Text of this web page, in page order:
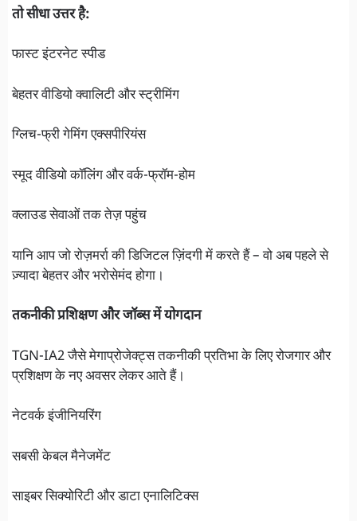
तो सीधा उत्तर है:
फास्ट इंटरनेट स्पीड
बेहतर वीडियो क्वालिटी और स्ट्रीमिंग
ग्लिच-फ्री गेमिंग एक्सपीरियंस
स्मूद वीडियो कॉलिंग और वर्क-फ्रॉम-होम
क्लाउड सेवाओं तक तेज़ पहुंच
यानि आप जो रोज़मर्रा की डिजिटल ज़िंदगी में करते हैं – वो अब पहले से
ज़्यादा बेहतर और भरोसेमंद होगा।
तकनीकी प्रशिक्षण और जॉब्स में योगदान
TGN-IA2 जैसे मेगाप्रोजेक्ट्स तकनीकी प्रतिभा के लिए रोजगार और
प्रशिक्षण के नए अवसर लेकर आते हैं।
नेटवर्क इंजीनियरिंग
सबसी केबल मैनेजमेंट
साइबर सिक्योरिटी और डाटा एनालिटिक्स